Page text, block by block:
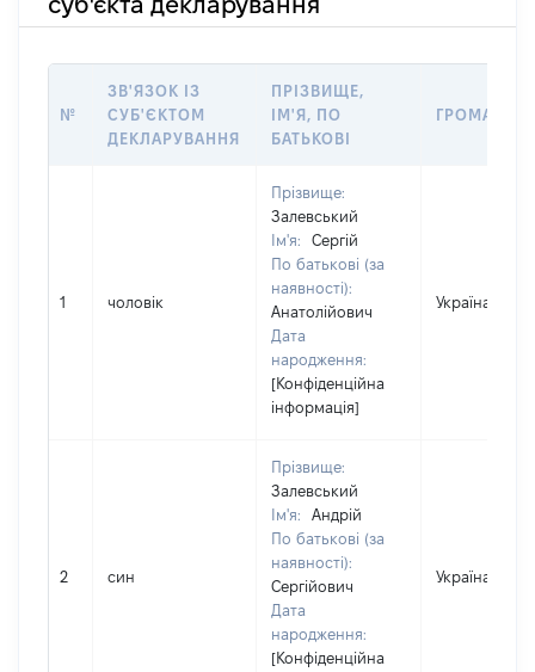
№
ЗВ'ЯЗОК ІЗ
СУБ'ЄКТОМ
ДЕКЛАРУВАННЯ
ПРІЗВИЩЕ,
ІМ'Я, ПО
БАТЬКОВІ
1 чоловік
Прізвище:
Залевський
Ім'я:
Сергій
По батькові (за
наявності):
Анатолійович
Дата
народження:
[Конфіденційна
інформація]
Україна
2 син
Прізвище:
Залевський
Ім'я:
Андрій
По батькові (за
наявності):
Сергійович
Дата
народження:
[Конфіденційна
Україна